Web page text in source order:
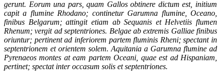
gerunt. Eorum una pars, quam Gallos obtinere dictum est, initium
capit a flumine Rhodano; continetur Garumna flumine, Oceano,
finibus Belgarum; attingit etiam ab Sequanis et Helvetiis flumen
Rhenum; vergit ad septentriones. Belgae ab extremis Galliae finibus
oriuntur; pertinent ad inferiorem partem fluminis Rheni; spectant in
septentrionem et orientem solem. Aquitania a Garumna flumine ad
Pyrenaeos montes at eam partem Oceani, quae est ad Hispaniam,
pertinet; spectat inter occasum solis et septentriones.